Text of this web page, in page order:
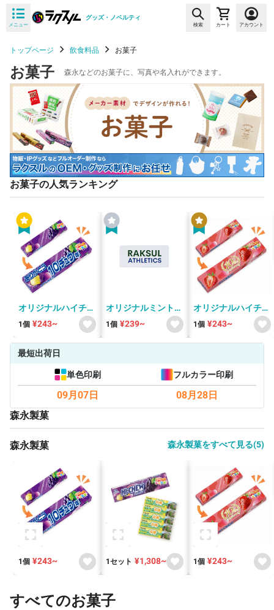
メニュー
グッズ・ノベルティ
検索 カート アカウント
トップページ 飲食料品 お菓子
お菓子 森永などのお菓子に、写真や名入れができます。
お菓子の人気ランキング
オリジナルハイチュ
ウ（グレープ）【新
パッケージ】
1個 ¥243~
オリジナルミントタ
ブレット
1個 ¥239~
オリジナルハイチュ
ウ（ストロベリー）
【新パッケージ】
1個 ¥243~
最短出荷日
単色印刷
09月07日
フルカラー印刷
08月28日
森永製菓
森永製菓 森永製菓をすべて見る(5)
1個 ¥243~ 1セット ¥1,308~ 1個 ¥243~
すべてのお菓子